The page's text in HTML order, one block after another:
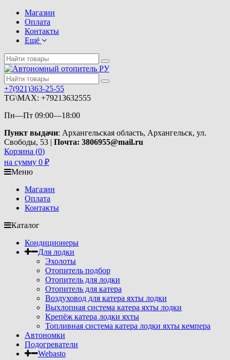
Магазин
Оплата
Контакты
Ещё
+7(921)363-25-55
TG\MAX: +79213632555
Пн—Пт 09:00—18:00
Пункт выдачи: Архангельская область, Архангельск, ул.
Свободы, 53 | Почта: 3806955@mail.ru
Корзина (0)
на сумму 0 ₽
Меню
Магазин
Оплата
Контакты
Каталог
Кондиционеры
Для лодки
Эхолоты
Отопитель подбор
Отопитель для лодки
Отопитель для катера
Воздуховод для катера яхты лодки
Выхлопная система катера яхты лодки
Крепёж катера лодки яхты
Топливная система катера лодки яхты кемпера
Автономки
Подогреватели
Webasto